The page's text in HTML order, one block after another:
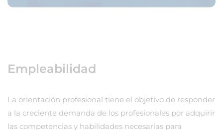
Empleabilidad
La orientación profesional tiene el objetivo de responder
a la creciente demanda de los profesionales por adquirir
las competencias y habilidades necesarias para